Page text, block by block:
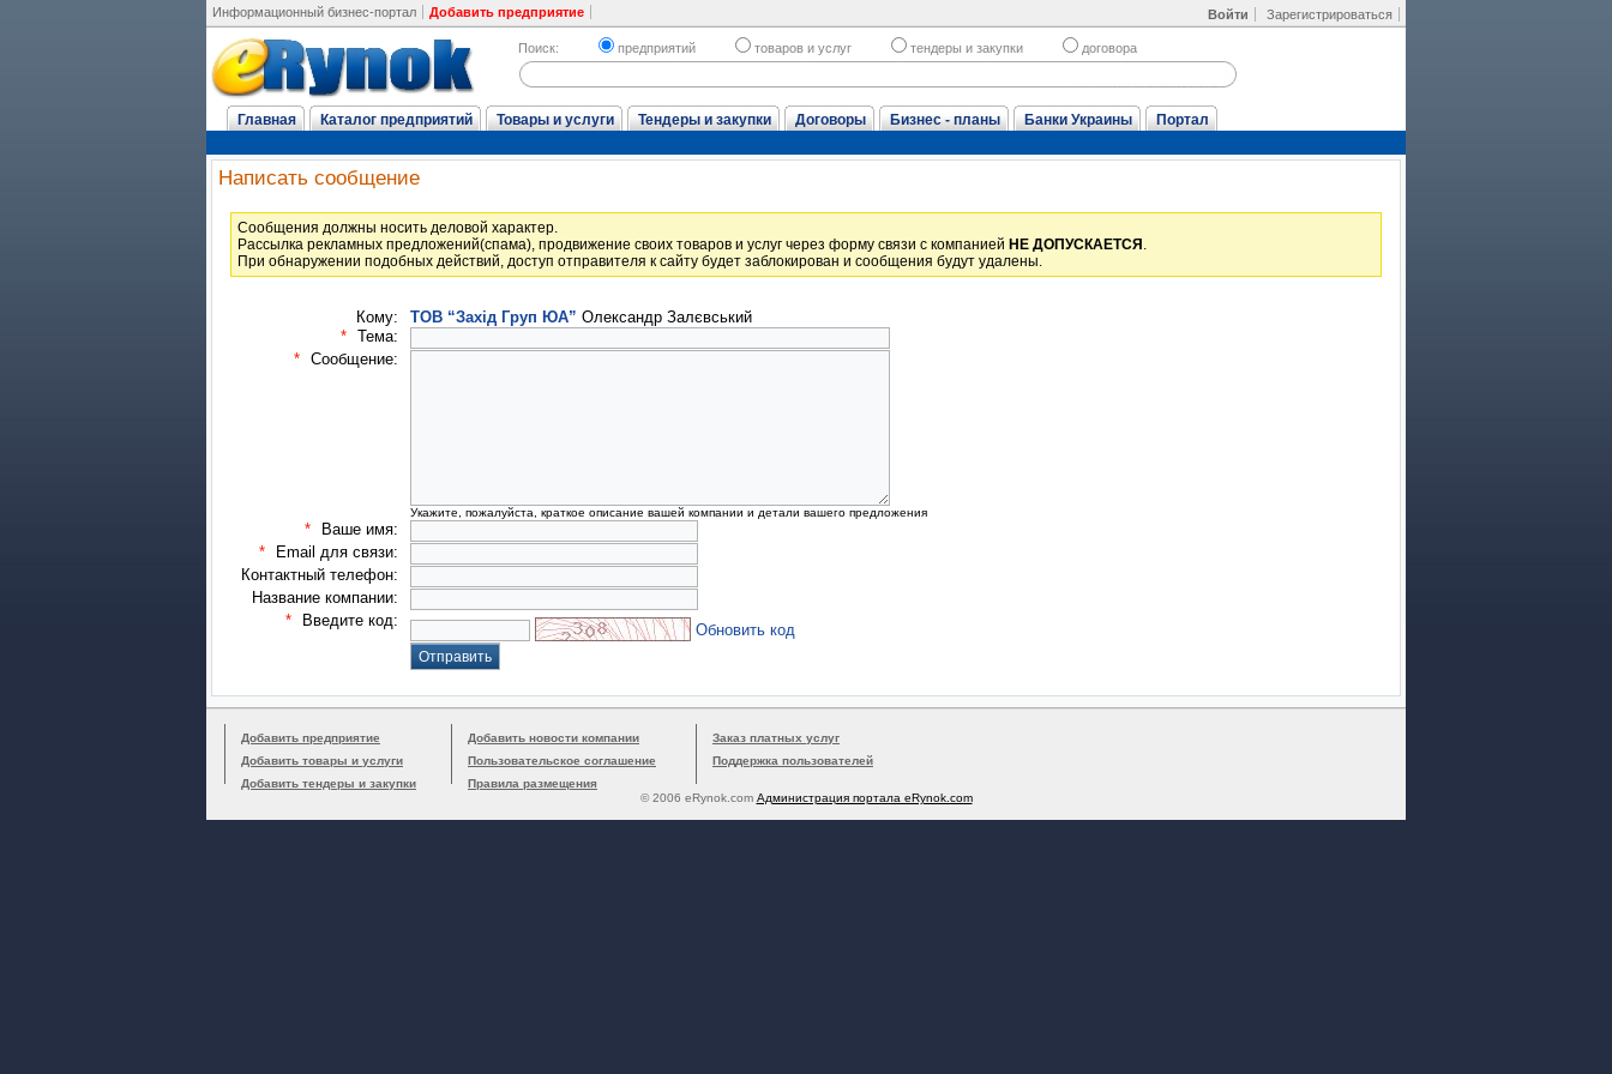
Войти Зарегистрироваться
Информационный бизнес-портал Добавить предприятие
Поиск: предприятий товаров и услуг тендеры и закупки договора
Главная Каталог предприятий Товары и услуги Тендеры и закупки Договоры Бизнес - планы Банки Украины Портал
Написать сообщение
Cообщения должны носить деловой характер.
Рассылка рекламных предложений(спама), продвижение своих товаров и услуг через форму связи с компанией НЕ ДОПУСКАЕТСЯ .
При обнаружении подобных действий, доступ отправителя к сайту будет заблокирован и сообщения будут удалены.
Кому: ТОВ “Захід Груп ЮА” Олександр Залєвський
* Тема:
* Сообщение:
Укажите, пожалуйста, краткое описание вашей компании и детали вашего предложения
*
Ваше имя:
*
Email для связи:
Контактный телефон:
Название компании:
*
Введите код:
Обновить код
Добавить предприятие
Добавить товары и услуги
Добавить тендеры и закупки
Добавить новости компании
Пользовательское соглашение
Правила размещения
Заказ платных услуг
Поддержка пользователей
© 2006 eRynok.com Администрация портала eRynok.com